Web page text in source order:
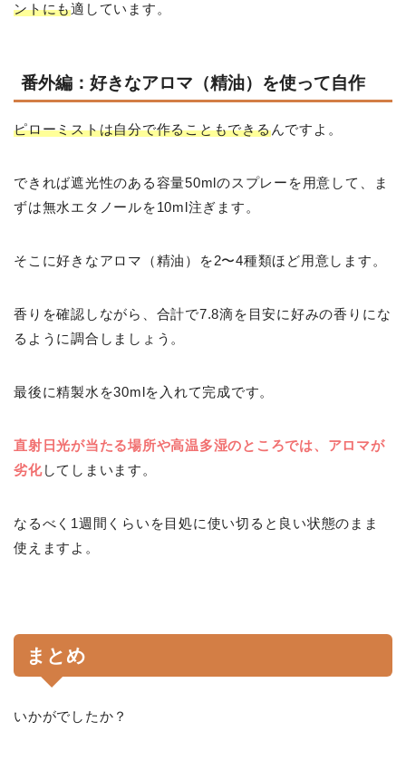
ントにも適しています。
番外編：好きなアロマ（精油）を使って自作
ピローミストは自分で作ることもできるんですよ。
できれば遮光性のある容量50mlのスプレーを用意して、ま
ずは無水エタノールを10ml注ぎます。
そこに好きなアロマ（精油）を2〜4種類ほど用意します。
香りを確認しながら、合計で7.8滴を目安に好みの香りにな
るように調合しましょう。
最後に精製水を30mlを入れて完成です。
直射日光が当たる場所や高温多湿のところでは、アロマが
劣化してしまいます。
なるべく1週間くらいを目処に使い切ると良い状態のまま
使えますよ。
まとめ
いかがでしたか？